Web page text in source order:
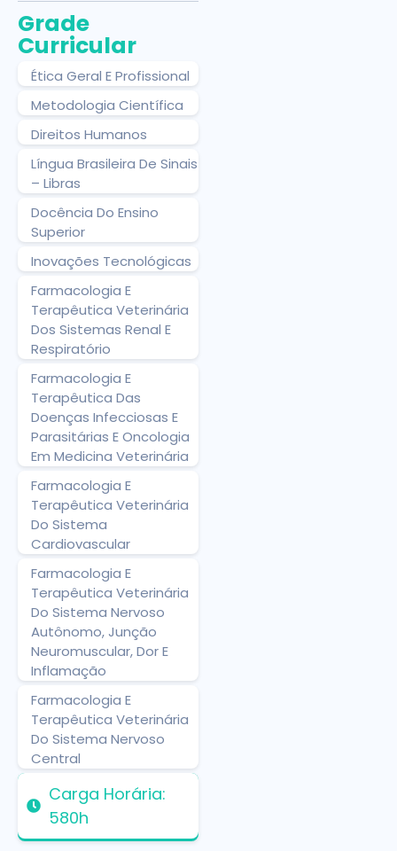
Grade
Curricular
Ética Geral E Profissional
Metodologia Científica
Direitos Humanos
Língua Brasileira De Sinais
– Libras
Docência Do Ensino
Superior
Inovações Tecnológicas
Farmacologia E
Terapêutica Veterinária
Dos Sistemas Renal E
Respiratório
Farmacologia E
Terapêutica Das
Doenças Infecciosas E
Parasitárias E Oncologia
Em Medicina Veterinária
Farmacologia E
Terapêutica Veterinária
Do Sistema
Cardiovascular
Farmacologia E
Terapêutica Veterinária
Do Sistema Nervoso
Autônomo, Junção
Neuromuscular, Dor E
Inflamação
Farmacologia E
Terapêutica Veterinária
Do Sistema Nervoso
Central
Carga Horária:
580h